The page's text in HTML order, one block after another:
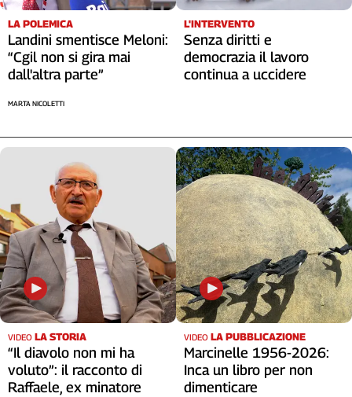
LA POLEMICA
Landini smentisce Meloni:
“Cgil non si gira mai
dall'altra parte”
MARTA NICOLETTI
L'INTERVENTO
Senza diritti e
democrazia il lavoro
continua a uccidere
VIDEO LA STORIA
“Il diavolo non mi ha
voluto”: il racconto di
Raffaele, ex minatore
VIDEO LA PUBBLICAZIONE
Marcinelle 1956-2026:
Inca un libro per non
dimenticare